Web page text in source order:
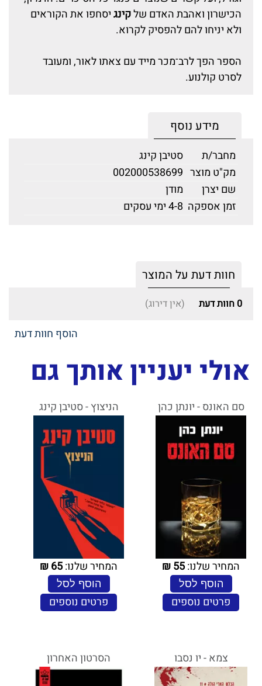
הכישרון ואהבת האדם שלקינגיסחפו את הקוראים
ולא יניחו להם להפסיק לקרוא.
הספר הפך לרב־מכר מייד עם צאתו לאור, ומעובד
לסרט קולנוע.
מידע נוסף
מחבר/ת
סטיבן קינג
מק"ט מוצר 002000538699
שם יצרן
מודן
זמן אספקה 4-8 ימי עסקים
חוות דעת על המוצר
0 חוות דעת (אין דירוג)
הוסף חוות דעת
אולי יעניין אותך גם
סם האונס - יונתן כהן
המחיר שלנו:55
₪
הוסף לסל
פרטים נוספים
הניצוץ - סטיבן קינג
המחיר שלנו:65
₪
הוסף לסל
פרטים נוספים
צמא - יו נסבו הסרטון האחרון